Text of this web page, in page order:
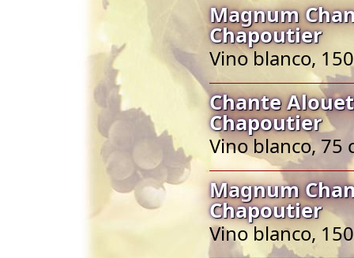
Magnum
Chapoutier
Vino blanco,
Chante
Chapoutier
Vino blanco, 75
Magnum
Chapoutier
Vino blanco,